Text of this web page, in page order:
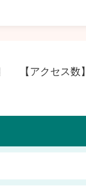
【アクセス数】